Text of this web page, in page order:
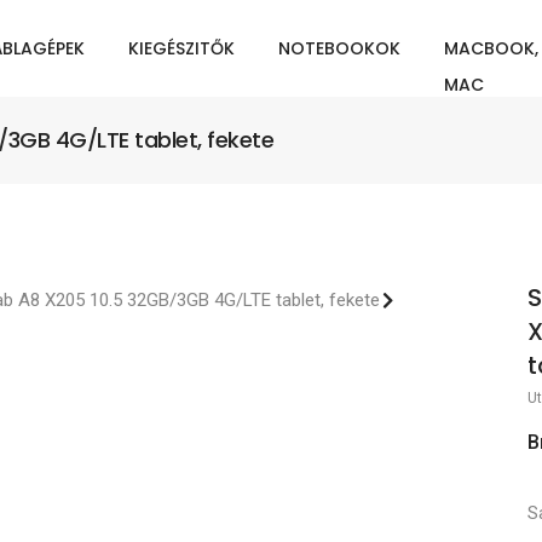
KIEGÉSZITŐK NOTEBOOKOK
MACBOOK,
MAC
4G/LTE tablet, fekete